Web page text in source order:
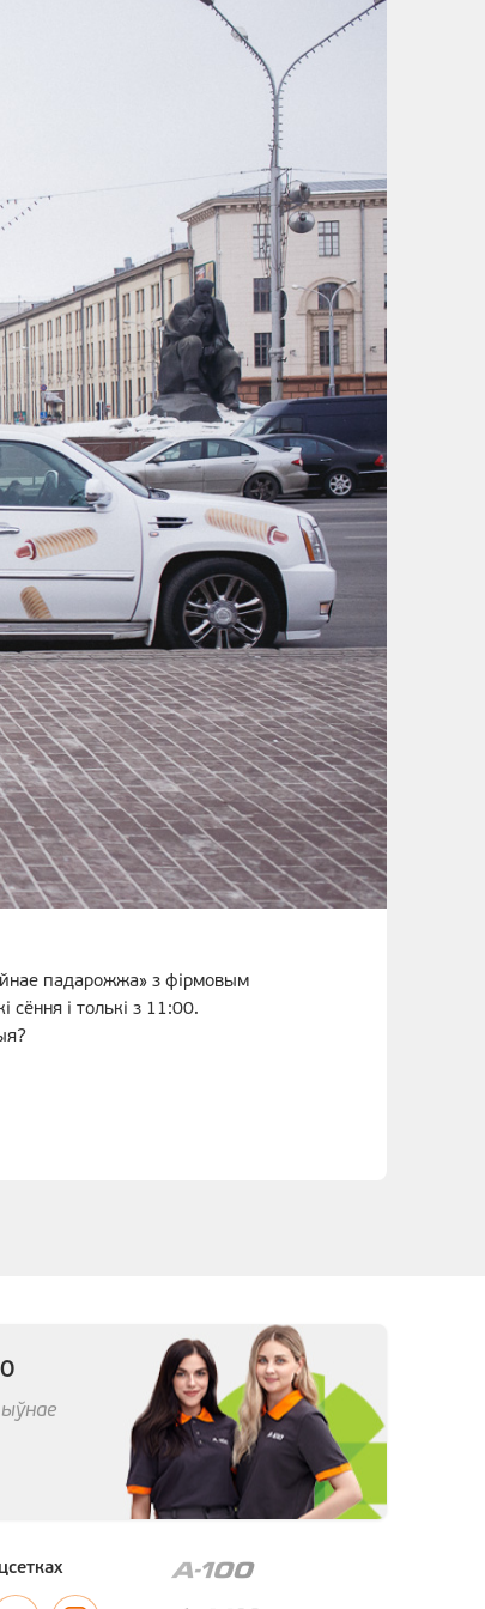
падарожжа» з фірмовым
сёння і толькі з 11:00.